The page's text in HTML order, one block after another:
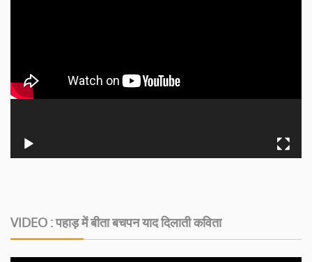
VIDEO : पहाड़ में बीता बचपन याद दिलाती कविता